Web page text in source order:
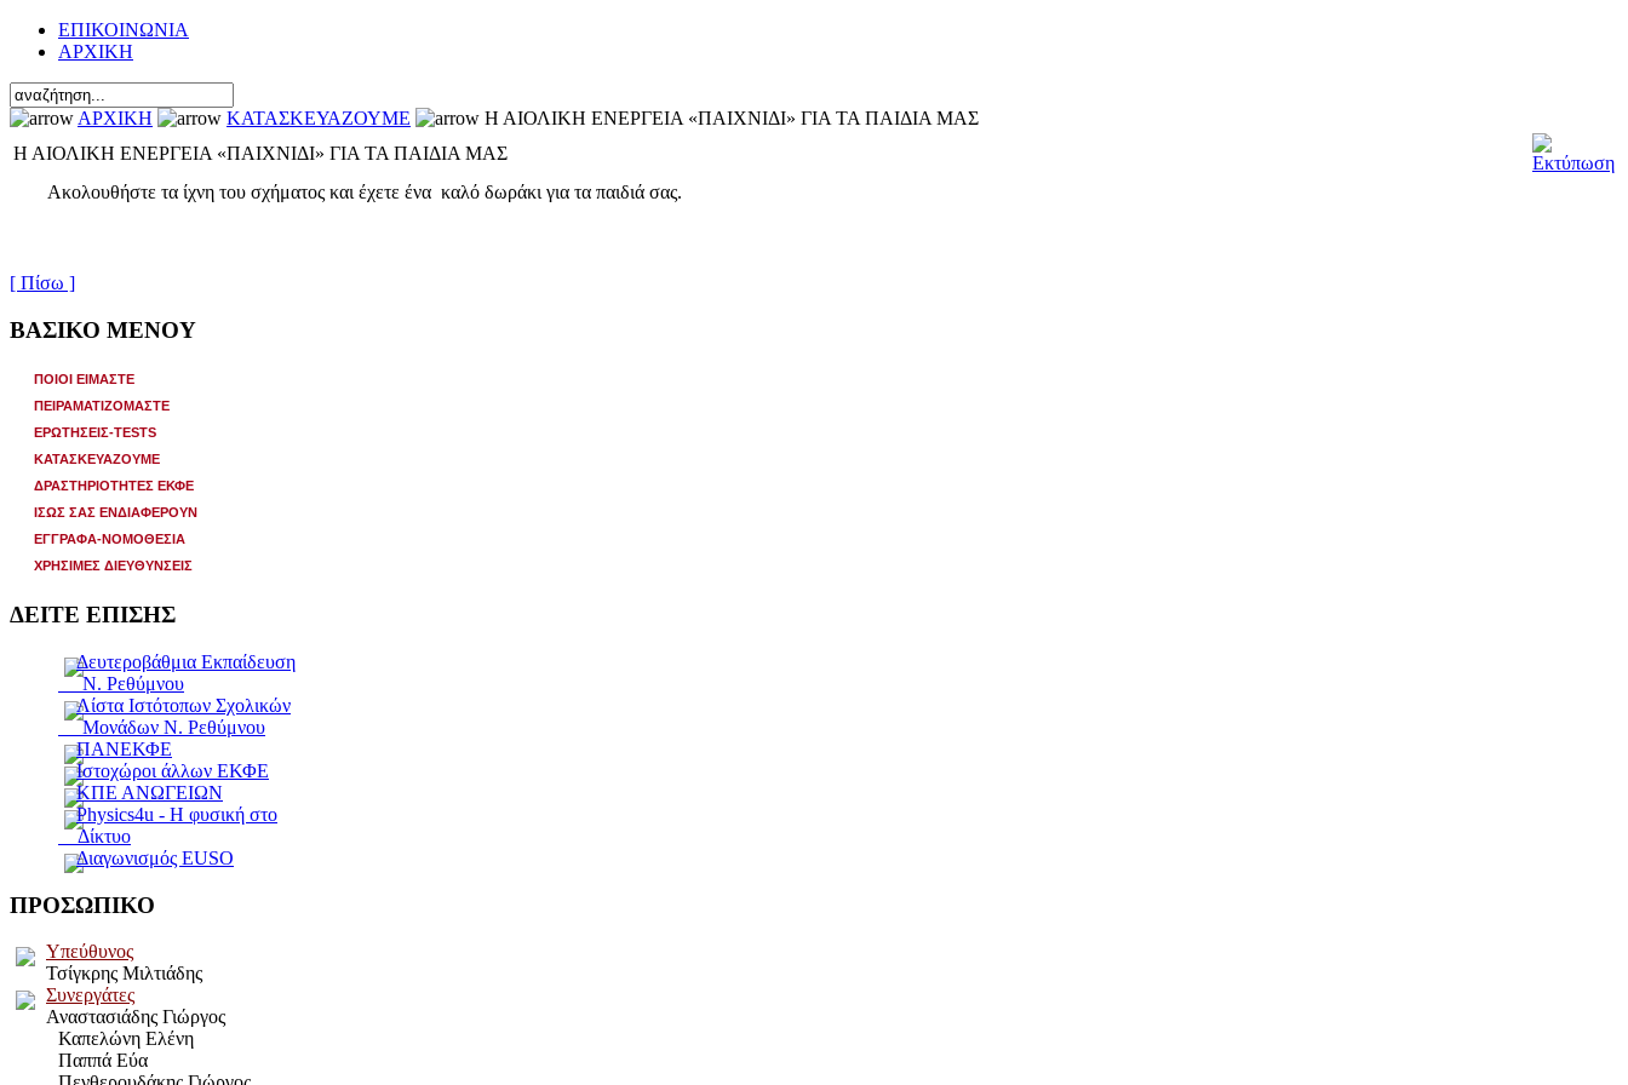
ΕΠΙΚΟΙΝΩΝΙΑ
ΑΡΧΙΚΗ
ΑΡΧΙΚΗ ΚΑΤΑΣΚΕΥΑΖΟΥΜΕ
Η ΑΙΟΛΙΚΗ ΕΝΕΡΓΕΙΑ «ΠΑΙΧΝΙΔΙ» ΓΙΑ ΤΑ ΠΑΙΔΙΑ ΜΑΣ
Η ΑΙΟΛΙΚΗ ΕΝΕΡΓΕΙΑ «ΠΑΙΧΝΙΔΙ» ΓΙΑ ΤΑ ΠΑΙΔΙΑ ΜΑΣ
Ακολουθήστε τα ίχνη του σχήματος και έχετε ένα καλό δωράκιγια τα παιδιά σας.
[ Πίσω ]
ΒΑΣΙΚΟ ΜΕΝΟΥ
ΠΟΙΟΙ ΕΙΜΑΣΤΕ
ΠΕΙΡΑΜΑΤΙΖΟΜΑΣΤΕ
ΕΡΩΤΗΣΕΙΣ-TESTS
ΚΑΤΑΣΚΕΥΑΖΟΥΜΕ
ΔΡΑΣΤΗΡΙΟΤΗΤΕΣ ΕΚΦΕ
ΙΣΩΣ ΣΑΣ ΕΝΔΙΑΦΕΡΟΥΝ
ΕΓΓΡΑΦΑ-ΝΟΜΟΘΕΣΙΑ
ΧΡΗΣΙΜΕΣ ΔΙΕΥΘΥΝΣΕΙΣ
ΔΕΙΤΕ ΕΠΙΣΗΣ
Δευτεροβάθμια Εκπαίδευση
Ν. Ρεθύμνου
Λίστα Ιστότοπων Σχολικών
Μονάδων Ν. Ρεθύμνου
ΠΑΝΕΚΦΕ
Ιστοχώροι άλλων ΕΚΦΕ
ΚΠΕ ΑΝΩΓΕΙΩΝ
Physics4u - Η φυσική στο
Δίκτυο
Διαγωνισμός EUSO
ΠΡΟΣΩΠΙΚΟ
Υπεύθυνος
Τσίγκρης Μιλτιάδης
Συνεργάτες
Αναστασιάδης Γιώργος
Καπελώνη Ελένη
Παππά Εύα